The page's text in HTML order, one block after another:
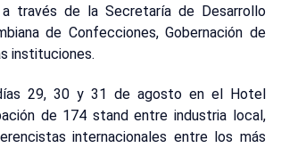
través de la Secretaría de Desarrollo
de Confecciones, Gobernación de
instituciones.
29, 30 y 31 de agosto en el Hotel
de 174 stand entre industria local,
internacionales entre los más